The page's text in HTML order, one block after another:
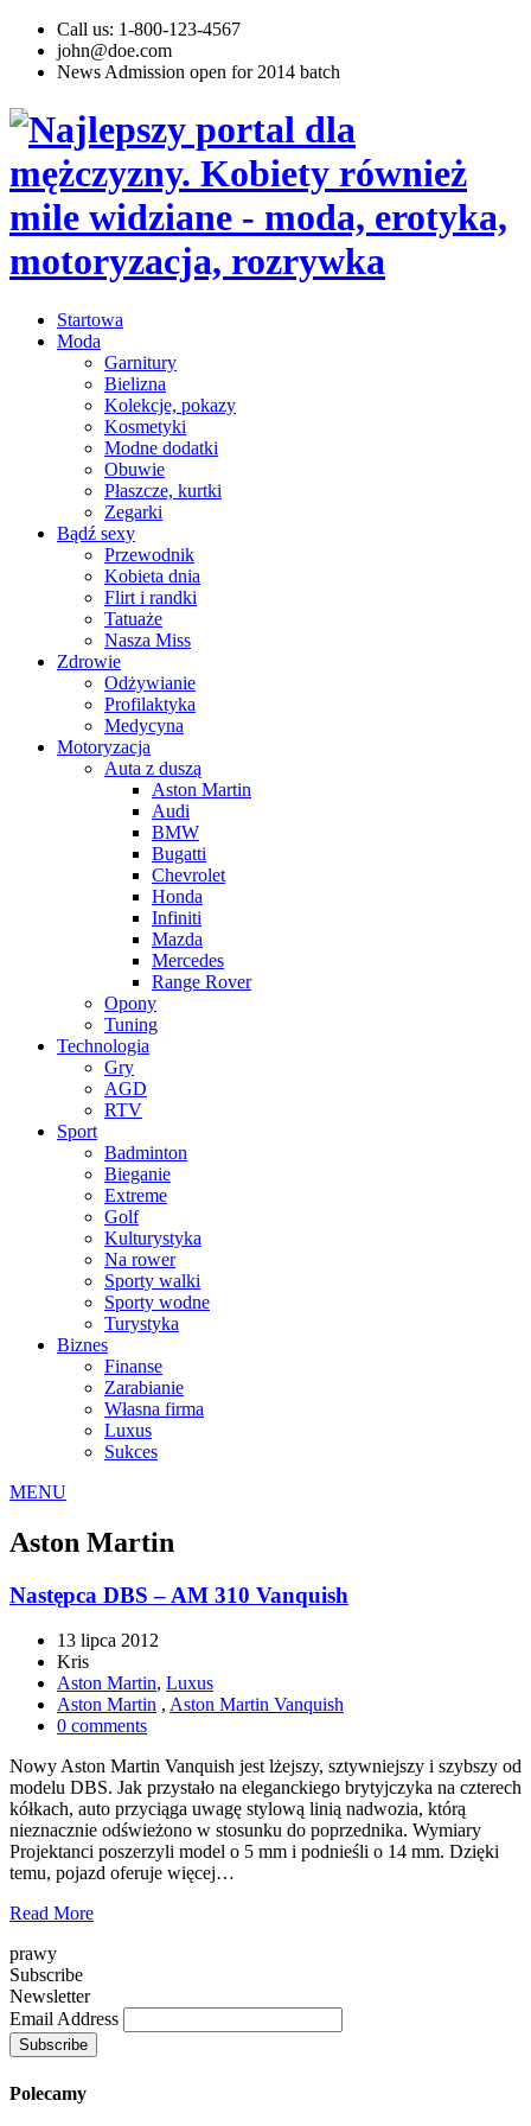
Call us: 1-800-123-4567
john@doe.com
News Admission open for 2014 batch
Startowa
Moda
Garnitury
Bielizna
Kolekcje, pokazy
Kosmetyki
Modne dodatki
Obuwie
Płaszcze, kurtki
Zegarki
Bądź sexy
Przewodnik
Kobieta dnia
Flirt i randki
Tatuaże
Nasza Miss
Zdrowie
Odżywianie
Profilaktyka
Medycyna
Motoryzacja
Auta z duszą
Aston Martin
Audi
BMW
Bugatti
Chevrolet
Honda
Infiniti
Mazda
Mercedes
Range Rover
Opony
Tuning
Technologia
Gry
AGD
RTV
Sport
Badminton
Bieganie
Extreme
Golf
Kulturystyka
Na rower
Sporty walki
Sporty wodne
Turystyka
Biznes
Finanse
Zarabianie
Własna firma
Luxus
Sukces
MENU
Aston Martin
Następca DBS – AM 310 Vanquish
13 lipca 2012
Kris
Aston Martin, Luxus
Aston Martin , Aston Martin Vanquish
0 comments
Nowy Aston Martin Vanquish jest lżejszy, sztywniejszy i szybszy od
modelu DBS. Jak przystało na eleganckiego brytyjczyka na czterech
kółkach, auto przyciąga uwagę stylową linią nadwozia, którą
nieznacznie odświeżono w stosunku do poprzednika. Wymiary
Projektanci poszerzyli model o 5 mm i podnieśli o 14 mm. Dzięki
temu, pojazd oferuje więcej…
Read More
prawy
Subscribe
Newsletter
Email Address
Polecamy